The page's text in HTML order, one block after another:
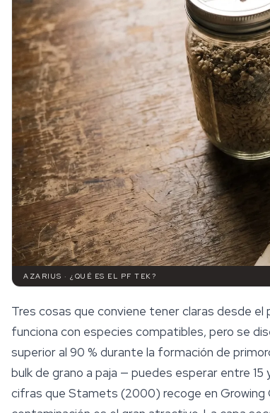
AZARIUS · ¿QUÉ ES EL PF TEK?
Tres cosas que conviene tener claras desde
funciona con especies compatibles, pero se
superior al 90 % durante la formación de
bulk de grano a paja — puedes esperar entre
cifras que Stamets (2000) recoge en Growing